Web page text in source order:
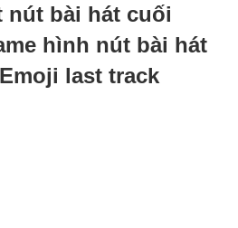
bài hát cuối
hình nút bài hát
last track